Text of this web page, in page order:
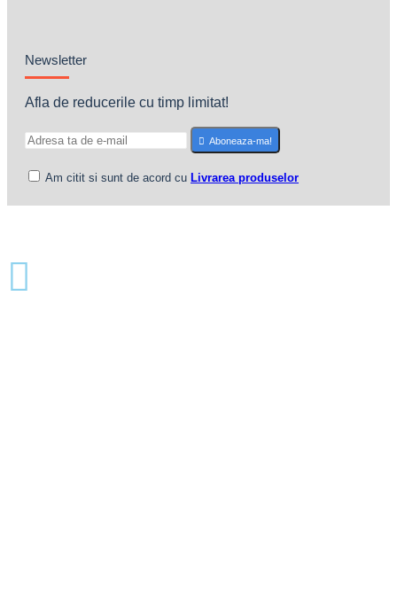
Newsletter
Afla de reducerile cu timp limitat!
Aboneaza-ma!
Am citit si sunt de acord cu Livrarea produselor